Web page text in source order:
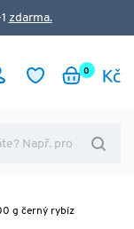
zdarma.
0
g černý rybíz